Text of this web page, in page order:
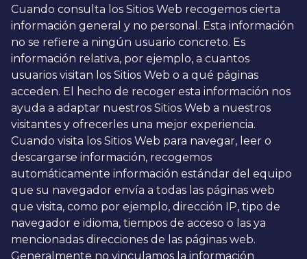
Cuando consulta los Sitios Web recogemos cierta
información general y no personal. Esta información
no se refiere a ningún usuario concreto. Es
información relativa, por ejemplo, a cuantos
usuarios visitan los Sitios Web o a qué páginas
acceden. El hecho de recoger esta información nos
ayuda a adaptar nuestros Sitios Web a nuestros
visitantes y ofrecerles una mejor experiencia.
Cuando visita los Sitios Web para navegar, leer o
descargarse información, recogemos
automáticamente información estándar del equipo
que su navegador envía a todas las páginas web
que visita, como por ejemplo, dirección IP, tipo de
navegador e idioma, tiempos de acceso o las ya
mencionadas direcciones de las páginas web.
Generalmente no vinculamos la información